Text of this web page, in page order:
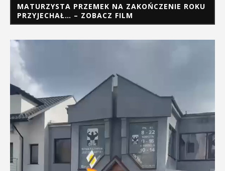
MATURZYSTA PRZEMEK NA ZAKOŃCZENIE ROKU
PRZYJECHAŁ… – ZOBACZ FILM
Odtwarzacz